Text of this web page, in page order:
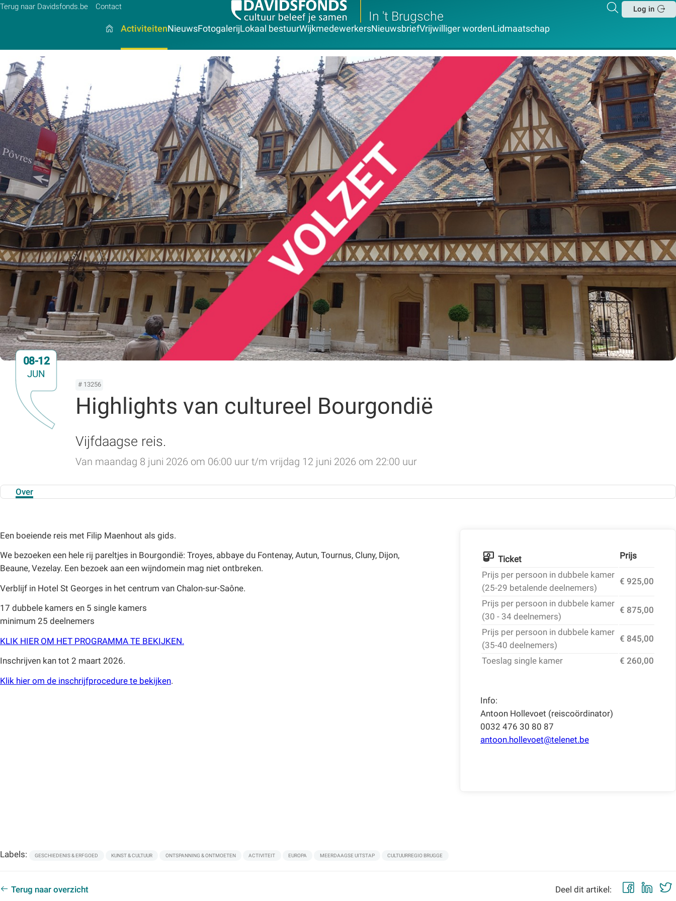
Terug naar Davidsfonds.be Contact
In 't Brugsche
Zoeken
Log in
ActiviteitenNieuwsFotogalerijLokaal bestuurWijkmedewerkersNieuwsbriefVrijwilliger wordenLidmaatschap
08-12
JUN
# 13256
Highlights van cultureel Bourgondië
Vijfdaagse reis.
Van maandag 8 juni 2026 om 06:00 uur t/m vrijdag 12 juni 2026 om 22:00 uur
Over
Een boeiende reis met Filip Maenhout als gids.
We bezoeken een hele rij pareltjes in Bourgondië: Troyes, abbaye du Fontenay, Autun, Tournus, Cluny, Dijon,
Beaune, Vezelay. Een bezoek aan een wijndomein mag niet ontbreken.
Verblijf in Hotel St Georges in het centrum van Chalon-sur-Saône.
17 dubbele kamers en 5 single kamers
minimum 25 deelnemers
KLIK HIER OM HET PROGRAMMA TE BEKIJKEN.
Inschrijven kan tot 2 maart 2026.
Klik hier om de inschrijfprocedure te bekijken.
Ticket
Prijs
Prijs per persoon in dubbele kamer
(25-29 betalende deelnemers)
€ 925,00
Prijs per persoon in dubbele kamer
(30 - 34 deelnemers)
€ 875,00
Prijs per persoon in dubbele kamer
(35-40 deelnemers)
€ 845,00
Toeslag single kamer € 260,00
Info:
Antoon Hollevoet (reiscoördinator)
0032 476 30 80 87
antoon.hollevoet@telenet.be
Labels: GESCHIEDENIS & ERFGOED KUNST & CULTUUR ONTSPANNING & ONTMOETEN ACTIVITEIT EUROPA MEERDAAGSE UITSTAP CULTUURREGIO BRUGGE
Terug naar overzicht Deel dit artikel:
Zoek:
Zoeken